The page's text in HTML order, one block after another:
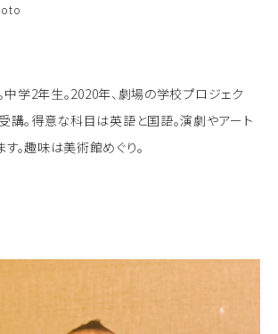
中学2年生。2020年、劇場の学校プロジェク
講。得意な科目は英語と国語。演劇やアート
。趣味は美術館めぐり。